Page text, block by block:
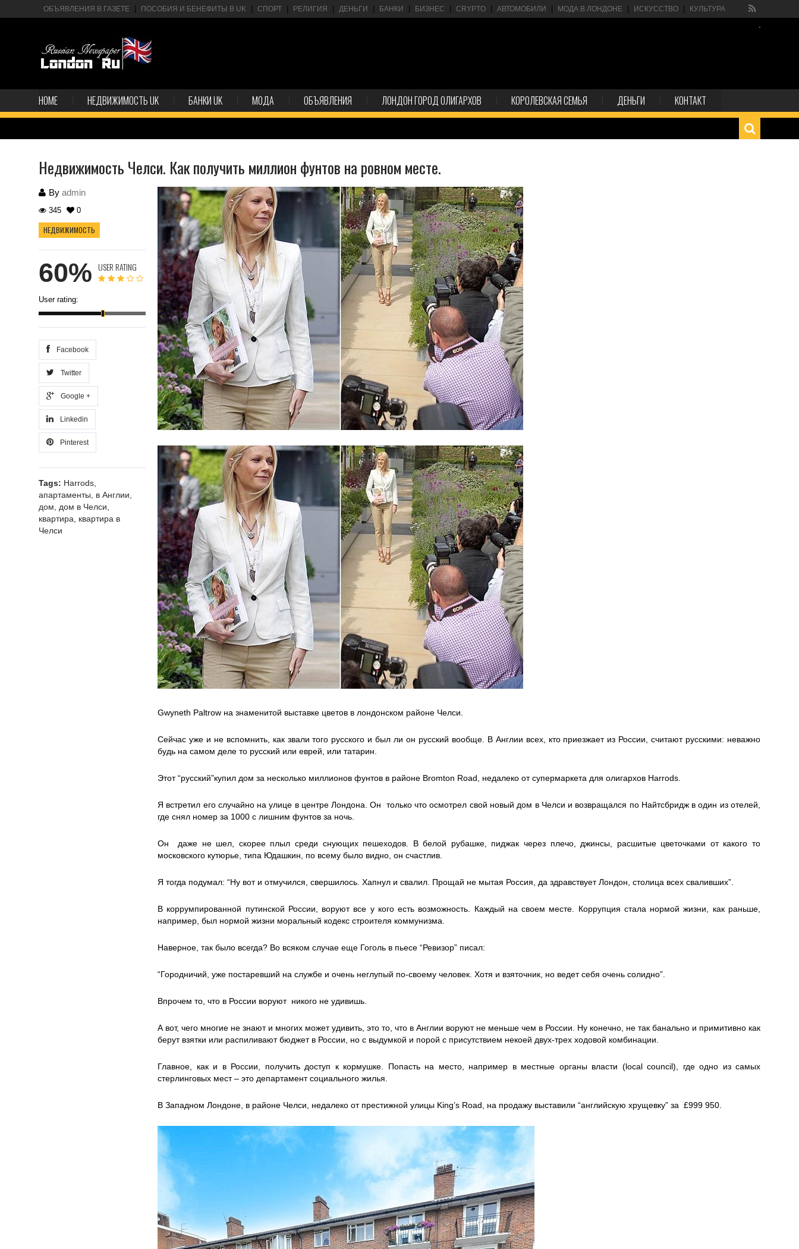
ОБЪЯВЛЕНИЯ В ГАЗЕТЕ ПОСОБИЯ И БЕНЕФИТЫ В UK СПОРТ РЕЛИГИЯ ДЕНЬГИ БАНКИ БИЗНЕС CRYPTO АВТОМОБИЛИ МОДА В ЛОНДОНЕ ИСКУССТВО КУЛЬТУРА
HOME НЕДВИЖИМОСТЬ UK БАНКИ UK МОДА ОБЪЯВЛЕНИЯ ЛОНДОН ГОРОД ОЛИГАРХОВ КОРОЛЕВСКАЯ СЕМЬЯ ДЕНЬГИ КОНТАКТ
Недвижимость Челси. Как получить миллион фунтов на ровном месте.
By admin
345 0
НЕДВИЖИМОСТЬ
60% USER RATING
User rating:
Facebook
Twitter
Google +
Linkedin
Pinterest
Tags: Harrods
апартаменты
в Англии
дом
дом в Челси
квартира
квартира в
Челси
Gwyneth Paltrow на знаменитой выставке цветов в лондонском районе Челси.
Сейчас уже и не вспомнить, как звали того русского и был ли он русский вообще. В Англии всех, кто приезжает из России, считают русскими: неважно
будь на самом деле то русский или еврей, или татарин.
Этот “русский”купил дом за несколько миллионов фунтов в районе Bromton Road, недалеко от супермаркета для олигархов Harrods.
Я встретил его случайно на улице в центре Лондона. Он только что осмотрел свой новый дом в Челси и возвращался по Найтсбридж в один из отелей,
где снял номер за 1000 с лишним фунтов за ночь.
Он даже не шел, скорее плыл среди снующих пешеходов. В белой рубашке, пиджак через плечо, джинсы, расшитые цветочками от какого то
московского кутюрье, типа Юдашкин, по всему было видно, он счастлив.
Я тогда подумал: “Ну вот и отмучился, свершилось. Хапнул и свалил. Прощай не мытая Россия, да здравствует Лондон, столица всех сваливших”.
В коррумпированной путинской России, воруют все у кого есть возможность. Каждый на своем месте. Коррупция стала нормой жизни, как раньше,
например, был нормой жизни моральный кодекс строителя коммунизма.
Наверное, так было всегда? Во всяком случае еще Гоголь в пьесе “Ревизор” писал:
“Городничий, уже постаревший на службе и очень неглупый по-своему человек. Хотя и взяточник, но ведет себя очень солидно”.
Впрочем то, что в России воруют никого не удивишь.
А вот, чего многие не знают и многих может удивить, это то, что в Англии воруют не меньше чем в России. Ну конечно, не так банально и примитивно как
берут взятки или распиливают бюджет в России, но с выдумкой и порой с присутствием некоей двух-трех ходовой комбинации.
Главное, как и в России, получить доступ к кормушке. Попасть на место, например в местные органы власти (local council), где одно из самых
стерлинговых мест – это департамент социального жилья.
В Западном Лондоне, в районе Челси, недалеко от престижной улицы King’s Road, на продажу выставили “английскую хрущевку” за £999 950.